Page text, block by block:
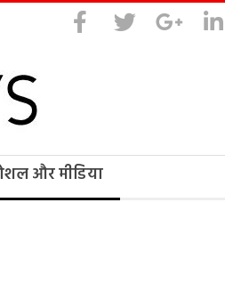
और मीडिया